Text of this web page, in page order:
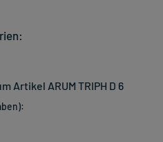
Artikel ARUM TRIPH D 6